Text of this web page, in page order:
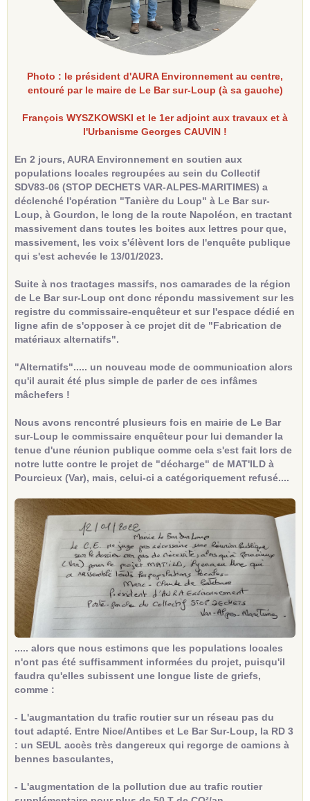
Photo : le président d'AURA Environnement au centre,
entouré par le maire de Le Bar sur-Loup (à sa gauche)
François WYSZKOWSKI et le 1er adjoint aux travaux et à
l'Urbanisme Georges CAUVIN !
En 2 jours, AURA Environnement en soutien aux
populations locales regroupées au sein du Collectif
SDV83-06 (STOP DECHETS VAR-ALPES-MARITIMES) a
déclenché l'opération "Tanière du Loup" à Le Bar sur-
Loup, à Gourdon, le long de la route Napoléon, en tractant
massivement dans toutes les boites aux lettres pour que,
massivement, les voix s'élèvent lors de l'enquête publique
qui s'est achevée le 13/01/2023.
Suite à nos tractages massifs, nos camarades de la région
de Le Bar sur-Loup ont donc répondu massivement sur les
registre du commissaire-enquêteur et sur l'espace dédié en
ligne afin de s'opposer à ce projet dit de "Fabrication de
matériaux alternatifs".
"Alternatifs"..... un nouveau mode de communication alors
qu'il aurait été plus simple de parler de ces infâmes
mâchefers !
Nous avons rencontré plusieurs fois en mairie de Le Bar
sur-Loup le commissaire enquêteur pour lui demander la
tenue d'une réunion publique comme cela s'est fait lors de
notre lutte contre le projet de "décharge" de MAT'ILD à
Pourcieux (Var), mais, celui-ci a catégoriquement refusé....
..... alors que nous estimons que les populations locales
n'ont pas été suffisamment informées du projet, puisqu'il
faudra qu'elles subissent une longue liste de griefs,
comme :
- L'augmantation du trafic routier sur un réseau pas du
tout adapté. Entre Nice/Antibes et Le Bar Sur-Loup, la RD 3
: un SEUL accès très dangereux qui regorge de camions à
bennes basculantes,
- L'augmentation de la pollution due au trafic routier